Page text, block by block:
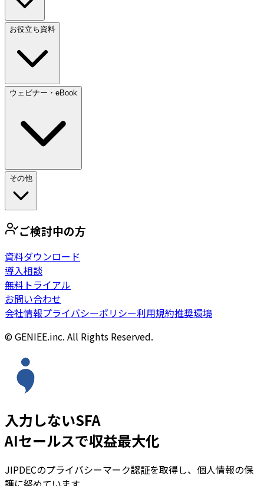
お役立ち資料
ウェビナー・eBook
その他
ご検討中の方
資料ダウンロード
導入相談
無料トライアル
お問い合わせ
会社情報プライバシーポリシー利用規約推奨環境
© GENIEE.inc. All Rights Reserved.
入力しないSFA
AIセールスで収益最大化
JIPDECのプライバシーマーク認証を取得し、個人情報の保